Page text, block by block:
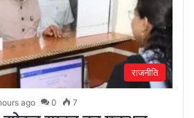
राजनीति
ago 0 7